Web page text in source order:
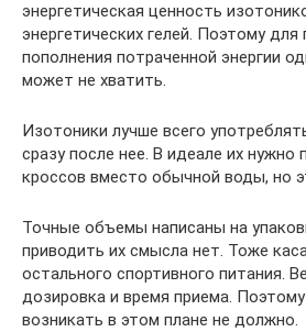
энергетическая ценность
энергетических гелей. Поэтому для
пополнения потраченной энергии
может не хватить.
Изотоники лучше всего
сразу после нее. В идеале их нужно
кроссов вместо обычной воды, но
Точные объемы написаны на
приводить их смысла нет. Тоже
остального спортивного питания.
дозировка и время приема.
возникать в этом плане не должно.